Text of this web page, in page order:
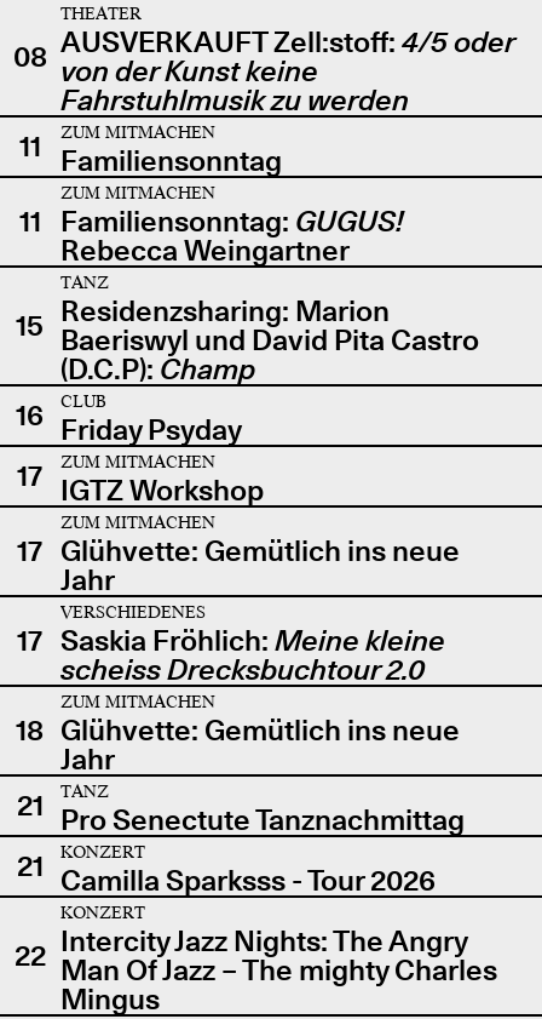
08
THEATER
AUSVERKAUFT Zell:stoff: 4/5 oder
von der Kunst keine
Fahrstuhlmusik zu werden
11
ZUM MITMACHEN
Familiensonntag
11
ZUM MITMACHEN
Familiensonntag: GUGUS!
Rebecca Weingartner
15
TANZ
Residenzsharing: Marion
Baeriswyl und David Pita Castro
(D.C.P): Champ
16
CLUB
Friday Psyday
17
ZUM MITMACHEN
IGTZ Workshop
17
ZUM MITMACHEN
Glühvette: Gemütlich ins neue
Jahr
17
VERSCHIEDENES
Saskia Fröhlich: Meine kleine
scheiss Drecksbuchtour 2.0
18
ZUM MITMACHEN
Glühvette: Gemütlich ins neue
Jahr
21
TANZ
Pro Senectute Tanznachmittag
21
KONZERT
Camilla Sparksss - Tour 2026
22
KONZERT
Intercity Jazz Nights: The Angry
Man Of Jazz – The mighty Charles
Mingus